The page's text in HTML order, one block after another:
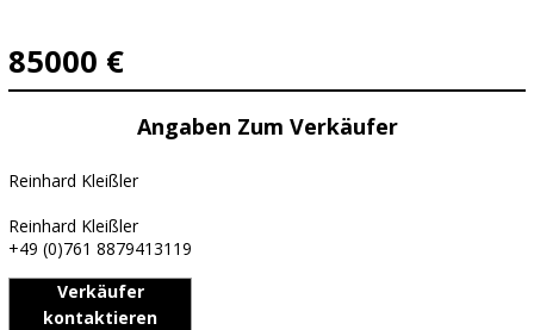
85000 €
Angaben Zum Verkäufer
Reinhard Kleißler
Reinhard Kleißler
+49 (0)761 8879413119
Verkäufer
kontaktieren